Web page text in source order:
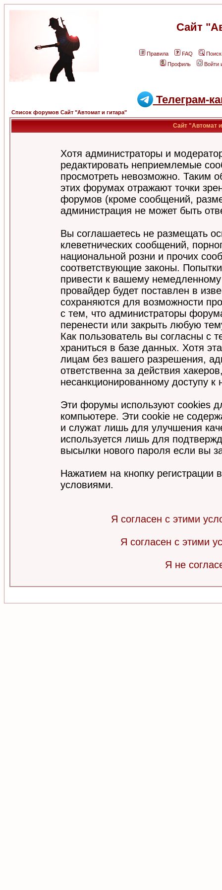
Сайт
Правила FAQ
Поиск
Профиль
Войти
Телеграм-
Список форумов Сайт "Автомат и гитара"
Сайт "Автомат и
Хотя администраторы и
редактировать неприемлемые
просмотреть невозможно. Таким
этих форумах отражают точки
форумов (кроме сообщений,
администрация не может быть
Вы соглашаетесь не размещать
клеветнических сообщений,
национальной розни и прочих
соответствующие законы.
привести к вашему
провайдер будет поставлен в
сохраняются для возможности
с тем, что администраторы
перенести или закрыть любую
Как пользователь вы согласны с
храниться в базе данных. Хотя
лицам без вашего разрешения,
ответственна за действия
несанкционированному доступу к
Эти форумы используют cookies
компьютере. Эти cookie не
и служат лишь для улучшения
используется лишь для
высылки нового пароля если вы
Нажатием на кнопку регистрации
условиями.
Я согласен с этими
Я согласен с этими
Я не